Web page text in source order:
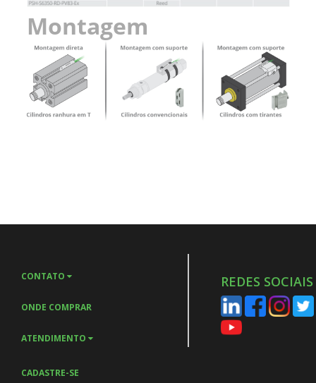
CONTATO
ONDE COMPRAR
ATENDIMENTO
REDES SOCIAIS
CADASTRE-SE